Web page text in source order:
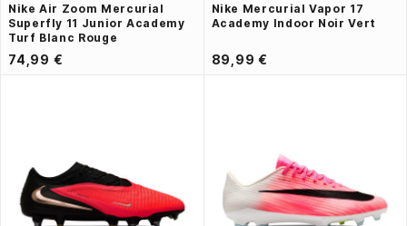
Nike Air Zoom Mercurial
Superfly 11 Junior Academy
Turf Blanc Rouge
74,99 €
Nike Mercurial Vapor 17
Academy Indoor Noir Vert
89,99 €